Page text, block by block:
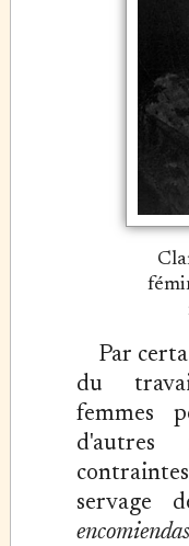
Par
du
femmes
servage
encomiendas